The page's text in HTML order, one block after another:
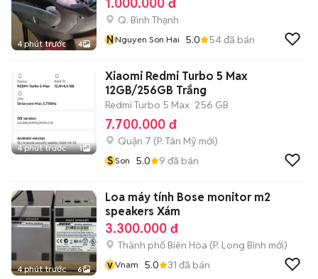
4 phút trước 4
Q. Bình Thạnh
NNguyen Son Hai 5.0 54đã bán
4 phút trước 1
Xiaomi Redmi Turbo 5 Max
12GB/256GB Trắng
Redmi Turbo 5 Max 256 GB
7.700.000 đ
Quận 7 (P. Tân Mỹ mới)
S Son 5.0 9 đã bán
4 phút trước 6
Loa máy tính Bose monitor m2
speakers Xám
3.300.000 đ
Thành phố Biên Hòa (P. Long Bình mới)
v Vnam 5.0 31 đã bán